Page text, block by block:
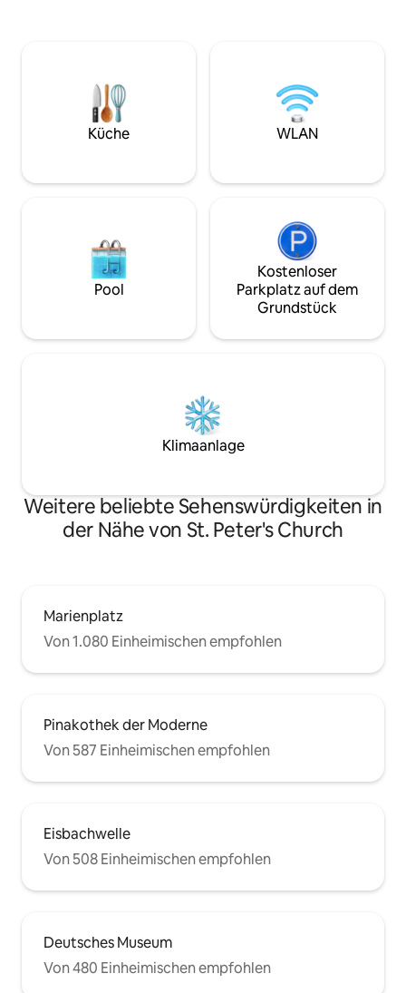
Kind). Einfach vom Flughafen in nur 35
Minuten zu erreichen.
professionellen
umgesetzt.
Küche WLAN
Pool
Kostenloser
Parkplatz auf dem
Grundstück
Klimaanlage
Weitere beliebte Sehenswürdigkeiten in
der Nähe von St. Peter's Church
Marienplatz
Von 1.080 Einheimischen empfohlen
Pinakothek der Moderne
Von 587 Einheimischen empfohlen
Eisbachwelle
Von 508 Einheimischen empfohlen
Deutsches Museum
Von 480 Einheimischen empfohlen